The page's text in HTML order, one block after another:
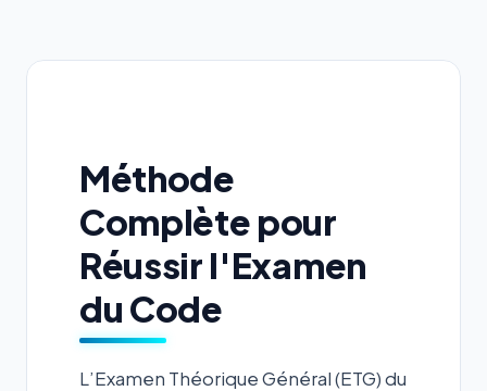
Méthode
Complète pour
Réussir l'Examen
du Code
L’Examen Théorique Général (ETG) du